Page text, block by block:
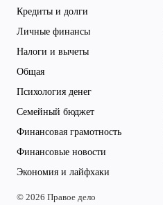
Кредиты и долги
Личные финансы
Налоги и вычеты
Общая
Психология денег
Семейный бюджет
Финансовая грамотность
Финансовые новости
Экономия и лайфхаки
© 2026 Правое дело